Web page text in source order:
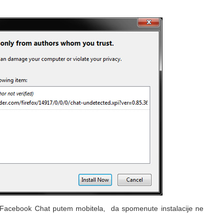
Chat putem mobitela, da spomenute instalacije ne